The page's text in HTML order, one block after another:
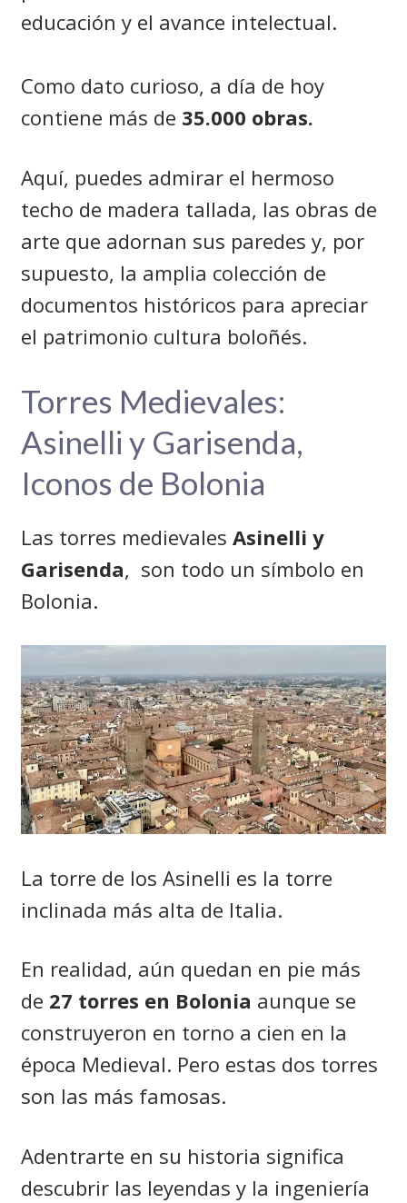
educación y el avance intelectual.
Como dato curioso, a día de hoy
contiene más de 35.000 obras.
Aquí, puedes admirar el hermoso
techo de madera tallada, las obras de
arte que adornan sus paredes y, por
supuesto, la amplia colección de
documentos históricos para apreciar
el patrimonio cultura boloñés.
Torres Medievales:
Asinelli y Garisenda,
Iconos de Bolonia
Las torres medievales Asinelli y
Garisenda, son todo un símbolo en
Bolonia.
La torre de los Asinelli es la torre
inclinada más alta de Italia.
En realidad, aún quedan en pie más
de 27 torres en Bolonia aunque se
construyeron en torno a cien en la
época Medieval. Pero estas dos torres
son las más famosas.
Adentrarte en su historia significa
descubrir las leyendas y la ingeniería